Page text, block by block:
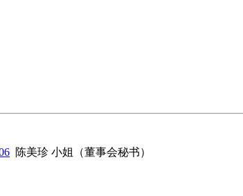
陈美珍 小姐（董事会秘书）